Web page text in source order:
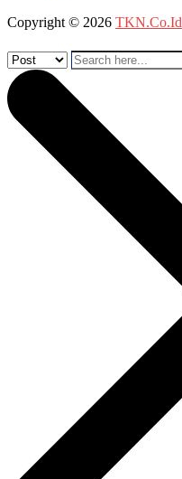
Copyright © 2026 TKN.Co.Id